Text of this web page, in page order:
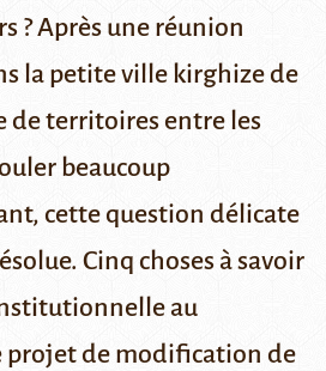
?Après une réunion
la petite ville kirghize de
de territoires entre les
beaucoup
cette question délicate
Cinq choses à savoir
au
projet de modification de